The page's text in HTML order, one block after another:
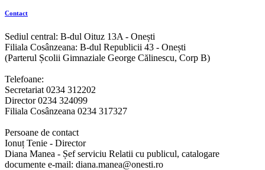
Contact
Sediul central: B-dul Oituz 13A - Onești
Filiala Cosânzeana: B-dul Republicii 43 - Onești
(Parterul Școlii Gimnaziale George Călinescu, Corp B)
Telefoane:
Secretariat 0234 312202
Director 0234 324099
Filiala Cosânzeana 0234 317327
Persoane de contact
Ionuț Tenie - Director
Diana Manea - Șef serviciu Relatii cu publicul, catalogare
documente e-mail: diana.manea@onesti.ro